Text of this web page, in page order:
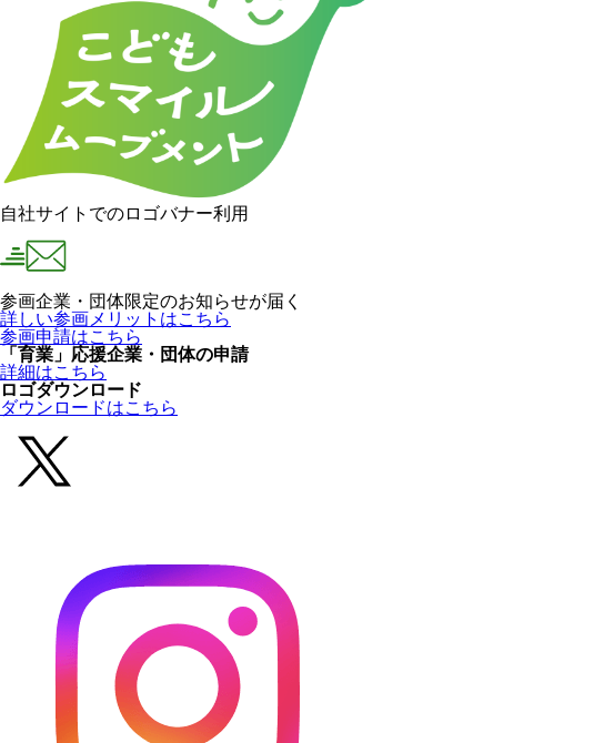
自社サイトでのロゴバナー利用
参画企業・団体限定のお知らせが届く
詳しい参画メリットはこちら
参画申請はこちら
「育業」応援企業・団体の申請
詳細はこちら
ロゴダウンロード
ダウンロードはこちら